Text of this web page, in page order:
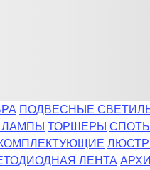
ПОДВЕСНЫЕ
ТОРШЕРЫ СПОТЫ
ЛЕНТА